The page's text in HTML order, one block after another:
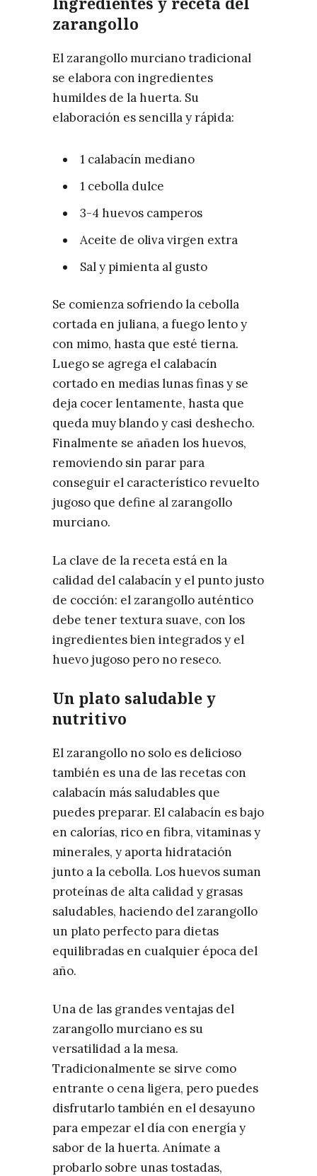
zarangollo
El zarangollo murciano tradicional
se elabora con ingredientes
humildes de la huerta. Su
elaboración es sencilla y rápida:
1 calabacín mediano
1 cebolla dulce
3-4 huevos camperos
Aceite de oliva virgen extra
Sal y pimienta al gusto
Se comienza sofriendo la cebolla
cortada en juliana, a fuego lento y
con mimo, hasta que esté tierna.
Luego se agrega el calabacín
cortado en medias lunas finas y se
deja cocer lentamente, hasta que
queda muy blando y casi deshecho.
Finalmente se añaden los huevos,
removiendo sin parar para
conseguir el característico revuelto
jugoso que define al zarangollo
murciano.
La clave de la receta está en la
calidad del calabacín y el punto justo
de cocción: el zarangollo auténtico
debe tener textura suave, con los
ingredientes bien integrados y el
huevo jugoso pero no reseco.
Un plato saludable y
nutritivo
El zarangollo no solo es delicioso
también es una de las recetas con
calabacín más saludables que
puedes preparar. El calabacín es bajo
en calorías, rico en fibra, vitaminas y
minerales, y aporta hidratación
junto a la cebolla. Los huevos suman
proteínas de alta calidad y grasas
saludables, haciendo del zarangollo
un plato perfecto para dietas
equilibradas en cualquier época del
año. ​
Una de las grandes ventajas del
zarangollo murciano es su
versatilidad a la mesa.
Tradicionalmente se sirve como
entrante o cena ligera, pero puedes
disfrutarlo también en el desayuno
para empezar el día con energía y
sabor de la huerta. Anímate a
probarlo sobre unas tostadas,